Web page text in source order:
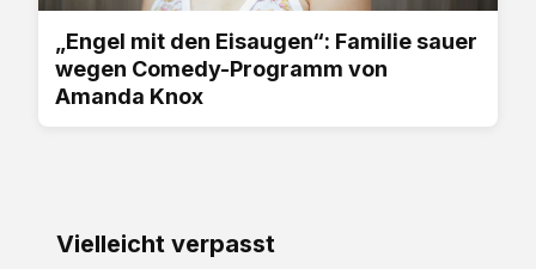
„Engel mit den Eisaugen“: Familie sauer
wegen Comedy-Programm von
Amanda Knox
Vielleicht verpasst